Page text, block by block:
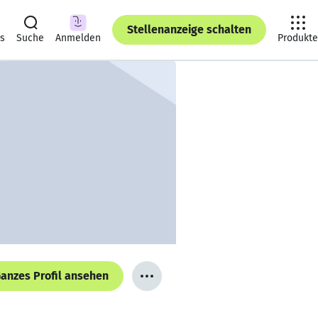
Suche Anmelden
Stellenanzeige schalten
Produkte
Profil ansehen